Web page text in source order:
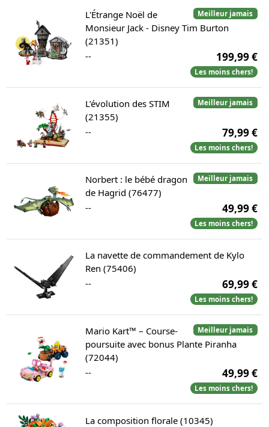
Meilleur jamais
L'Étrange Noël de
Monsieur Jack - Disney Tim Burton
(21351)
--
199,99 €
Les moins chers!
Meilleur jamais
L’évolution des STIM
(21355)
--
79,99 €
Les moins chers!
Meilleur jamais
Norbert : le bébé dragon
de Hagrid (76477)
--
49,99 €
Les moins chers!
La navette de commandement de Kylo
Ren (75406)
--
69,99 €
Les moins chers!
Meilleur jamais
Mario Kart™ – Course-
poursuite avec bonus Plante Piranha
(72044)
--
49,99 €
Les moins chers!
La composition florale (10345)